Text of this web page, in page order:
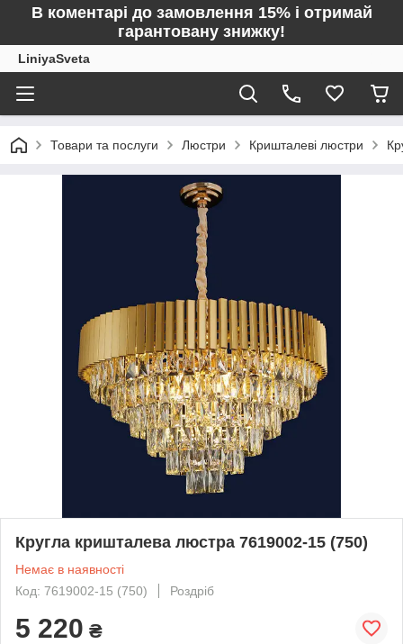
В коментарі до замовлення 15% і отримай
гарантовану знижку!
LiniyaSveta
Товари та послуги Люстри Кришталеві люстри
Кругла кришталева люстра 7619002-15 (750)
Немає в наявності
Код: 7619002-15 (750)
Роздріб
5 220 ₴